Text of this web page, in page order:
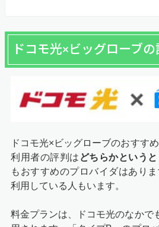
ドコモ光×ビッグローブ
ドコモ光×ビッグローブのおすす
利用者の評判は どちらかというと
もおすすめのプロバイダはあり
利用している人もいます。
料金プランは、ドコモ光のなかで